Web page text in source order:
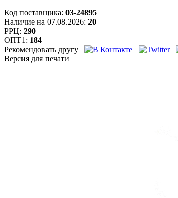
Код поставщика: 03-24895
Наличие на 07.08.2026: 20
РРЦ: 290
ОПТ1: 184
Рекомендовать другу
Версия для печати